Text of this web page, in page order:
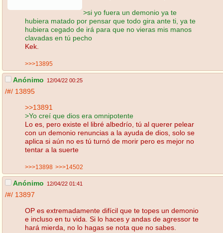
>si yo fuera un demonio ya te
hubiera matado por pensar que todo gira ante ti, ya te
hubiera cegado de irá para que no vieras mis manos
clavadas en tú pecho
Kek.
>>>13895
Anónimo 12/04/22 00:25
/#/ 13895
>>13891
>Yo creí que dios era omnipotente
Lo es, pero existe el libré albedrío, tú al querer pelear
con un demonio renuncias a la ayuda de dios, solo se
aplica si aún no es tú turnó de morir pero es mejor no
tentar a la suerte
>>>13898 >>>14502
Anónimo 12/04/22 01:41
/#/ 13897
OP es extremadamente difícil que te topes un demonio
e incluso en tu vida. Si lo haces y andas de agressor te
hará mierda, no lo hagas se nota que no sabes.